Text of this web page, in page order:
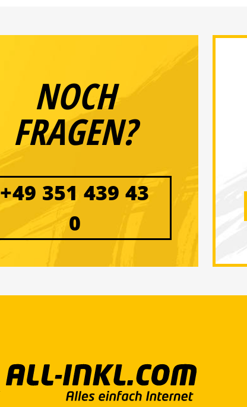
NOCH
FRAGEN?
+49 351 439 43
0